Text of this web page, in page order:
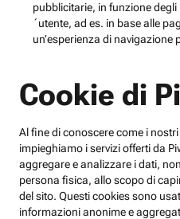
pubblicitarie, in funzione degli
´utente, ad es. in base alle
un’esperienza di navigazione
Cookie di
Al fine di conoscere come i
impieghiamo i servizi offerti da
aggregare e analizzare i dati,
persona fisica, allo scopo di
del sito. Questi cookies sono
informazioni anonime e